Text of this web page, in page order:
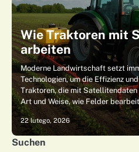
Wie Traktoren mit
arbeiten
Moderne Landwirtschaft setzt
Technologien, um die Effizienz
Traktoren, die mit
Art und Weise, wie Felder
22 lutego, 2026
Suchen